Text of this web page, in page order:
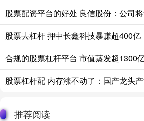
推荐阅读